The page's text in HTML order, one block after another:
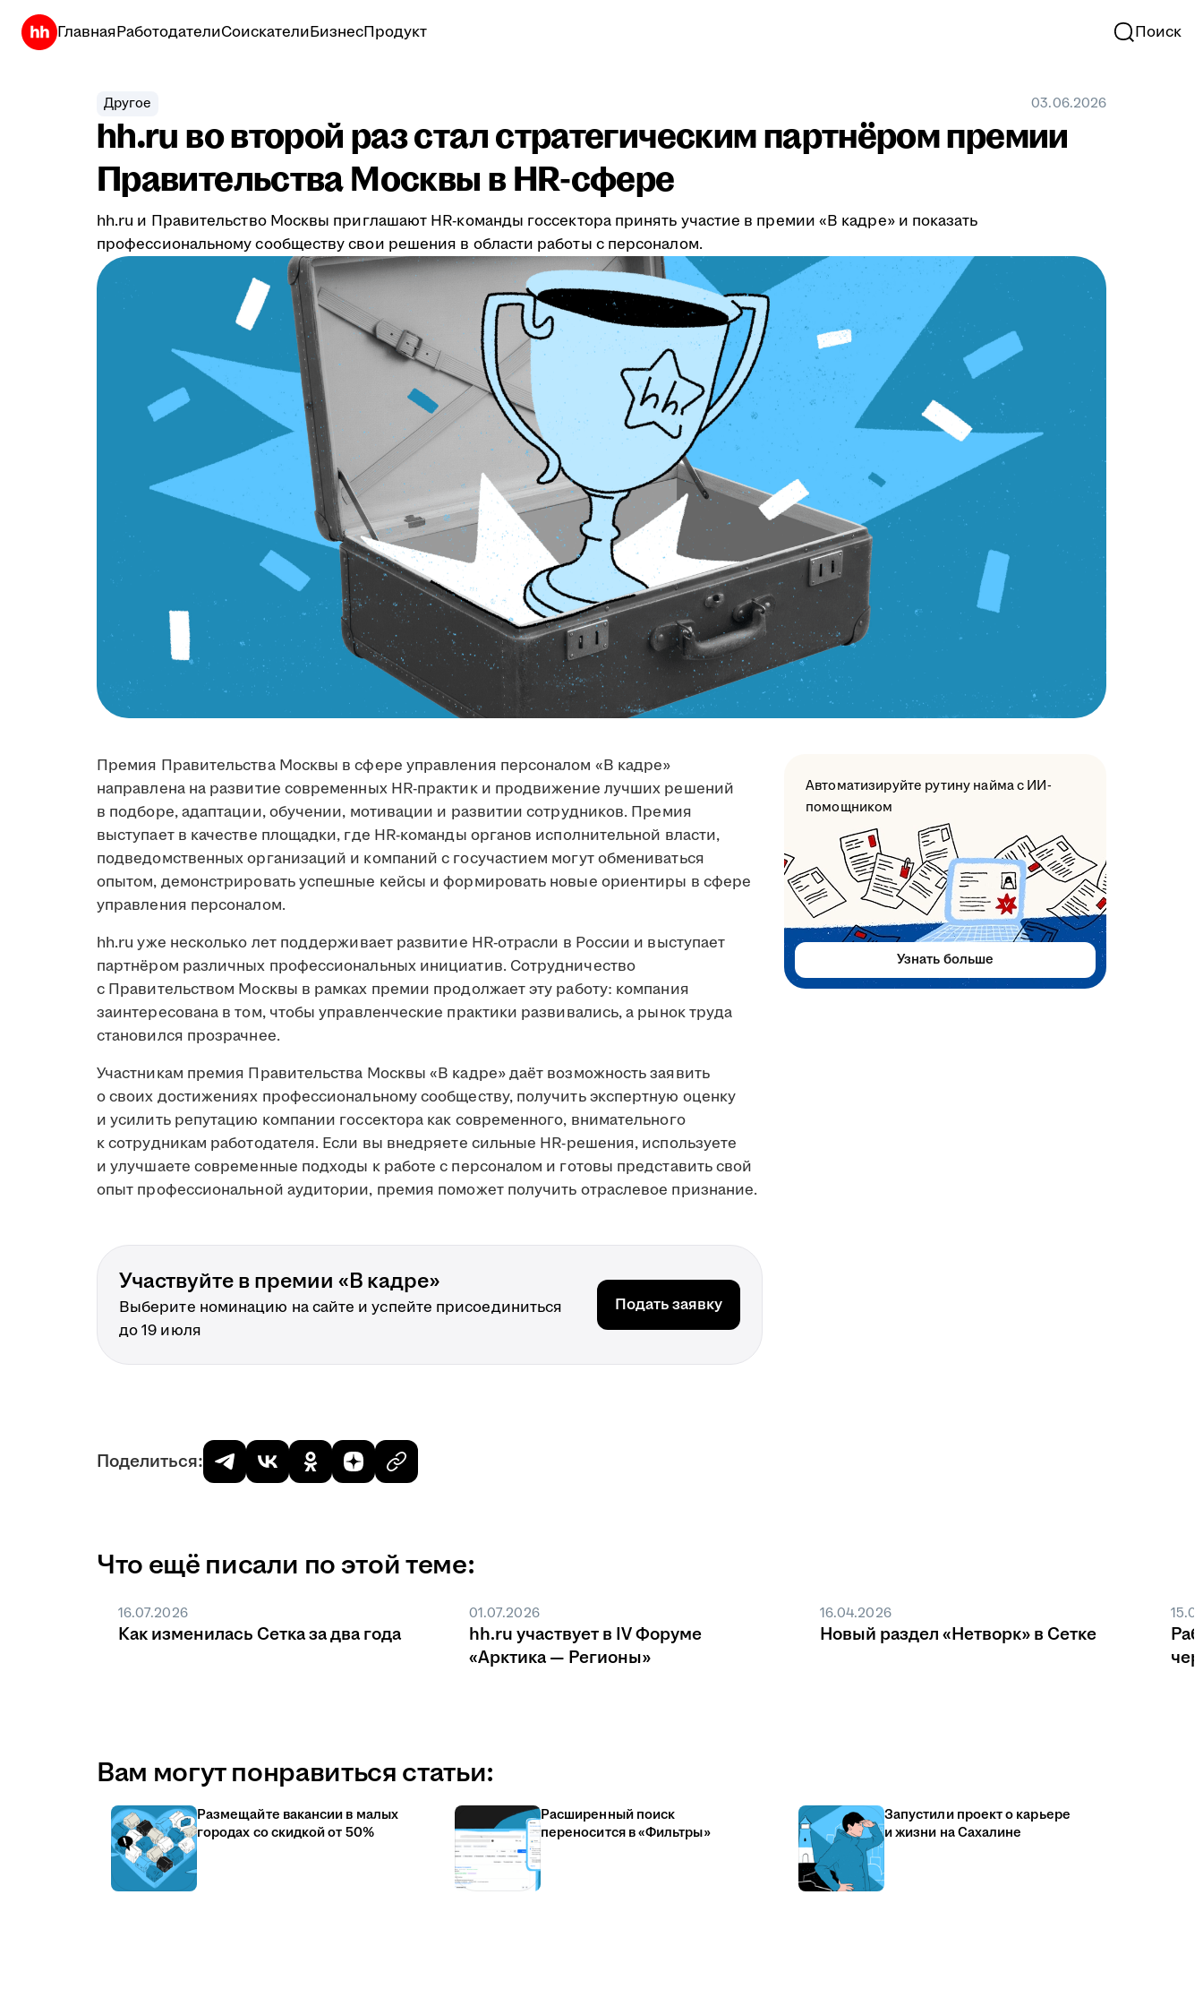
ГлавнаяРаботодателиСоискателиБизнесПродукт Поиск
Другое 03.06.2026
hh.ru во второй раз стал стратегическим партнёром премии
Правительства Москвы в HR-сфере
hh.ru и Правительство Москвы приглашают HR-команды госсектора принять участие в премии «В кадре» и показать
профессиональному сообществу свои решения в области работы с персоналом.
Премия Правительства Москвы в сфере управления персоналом «В кадре»
направлена на развитие современных HR-практик и продвижение лучших решений
в подборе, адаптации, обучении, мотивации и развитии сотрудников. Премия
выступает в качестве площадки, где HR-команды органов исполнительной власти,
подведомственных организаций и компаний с госучастием могут обмениваться
опытом, демонстрировать успешные кейсы и формировать новые ориентиры в сфере
управления персоналом.
hh.ru уже несколько лет поддерживает развитие HR-отрасли в России и выступает
партнёром различных профессиональных инициатив. Сотрудничество
с Правительством Москвы в рамках премии продолжает эту работу: компания
заинтересована в том, чтобы управленческие практики развивались, а рынок труда
становился прозрачнее.
Участникам премия Правительства Москвы «В кадре» даёт возможность заявить
о своих достижениях профессиональному сообществу, получить экспертную оценку
и усилить репутацию компании госсектора как современного, внимательного
к сотрудникам работодателя. Если вы внедряете сильные HR-решения, используете
и улучшаете современные подходы к работе с персоналом и готовы представить свой
опыт профессиональной аудитории, премия поможет получить отраслевое признание.
Участвуйте в премии «В кадре»
Выберите номинацию на сайте и успейте присоединиться
до 19 июля
Подать заявку
Автоматизируйте рутину найма с ИИ-
помощником
Узнать больше
Поделиться:
Что ещё писали по этой теме:
16.07.2026
Как изменилась Сетка за два года
01.07.2026
hh.ru участвует в IV Форуме
«Арктика — Регионы»
16.04.2026
Новый раздел «Нетворк» в Сетке
Вам могут понравиться статьи:
Размещайте вакансии в малых
городах со скидкой от 50%
Расширенный поиск
переносится в «Фильтры»
Запустили проект о карьере
и жизни на Сахалине